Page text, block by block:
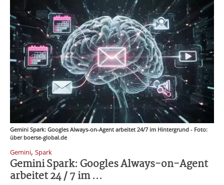
Gemini Spark: Googles Always-on-Agent arbeitet 24/7 im Hintergrund - Foto:
über boerse-global.de
Gemini, Spark
Gemini Spark: Googles Always-on-Agent
arbeitet 24 / 7 im ...